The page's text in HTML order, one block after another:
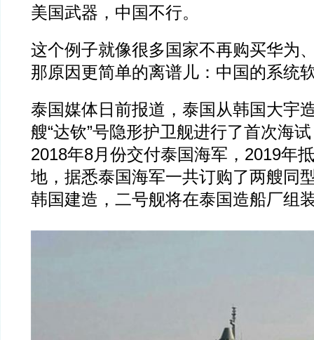
美国武器，中国不行。
这个例子就像很多国家不再购买华为
那原因更简单的离谱儿：中国的系统
泰国媒体日前报道，泰国从韩国大宇
艘“达钦”号隐形护卫舰进行了首次海
2018年8月份交付泰国海军，2019年
地，据悉泰国海军一共订购了两艘同
韩国建造，二号舰将在泰国造船厂组